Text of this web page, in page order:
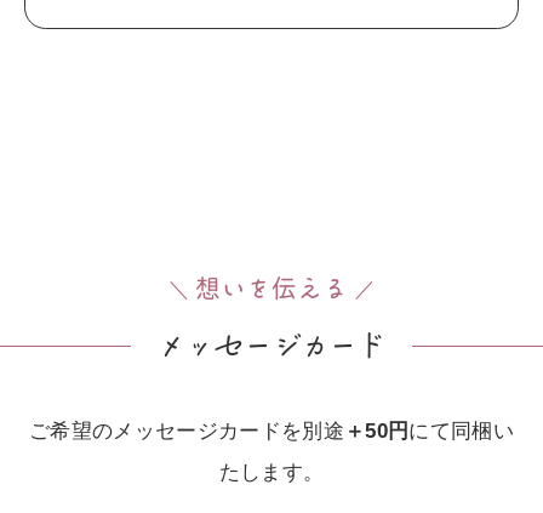
＼ 想いを伝える ／
メッ セ ージカー ド
ご希望のメッセージカードを別途 ＋50円 にて同梱い
たします。